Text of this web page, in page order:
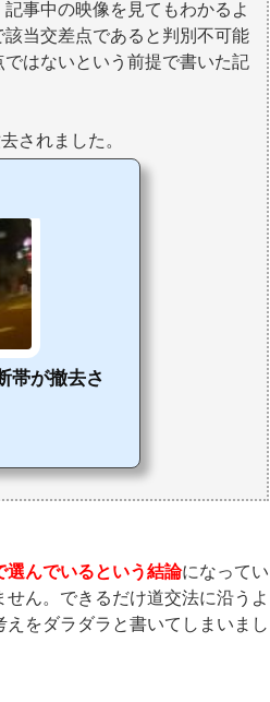
事中の映像を見てもわかるよ
当交差点であると判別不可能
はないという前提で書いた記
されました。
帯が撤去さ
選んでいるという結論になってい
ん。できるだけ道交法に沿うよ
をダラダラと書いてしまいまし